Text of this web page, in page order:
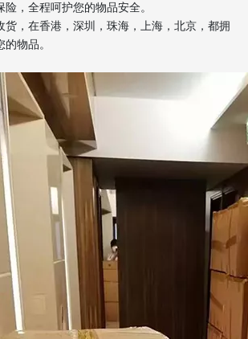
，全程呵护您的物品安全。
货，在香港，深圳，珠海，上海，北京，都拥
物品。